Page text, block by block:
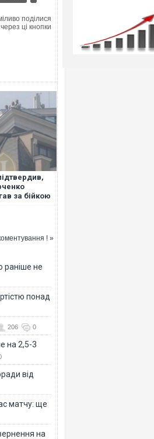
поділися
ці кнопки
за бійкою
! »
раніше не
понад
206 0
на 2,5-3
від
матчу: ще
на